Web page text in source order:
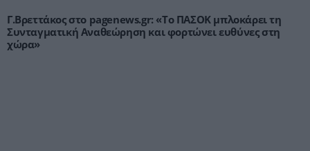
Γ.Βρεττάκος στο pagenews.gr: «Το ΠΑΣΟΚ μπλοκάρει τη
Συνταγματική Αναθεώρηση και φορτώνει ευθύνες στη
χώρα»